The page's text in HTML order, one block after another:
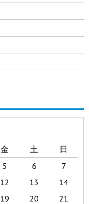
金 土
日
5 6
7
12 13
14
19 20
21